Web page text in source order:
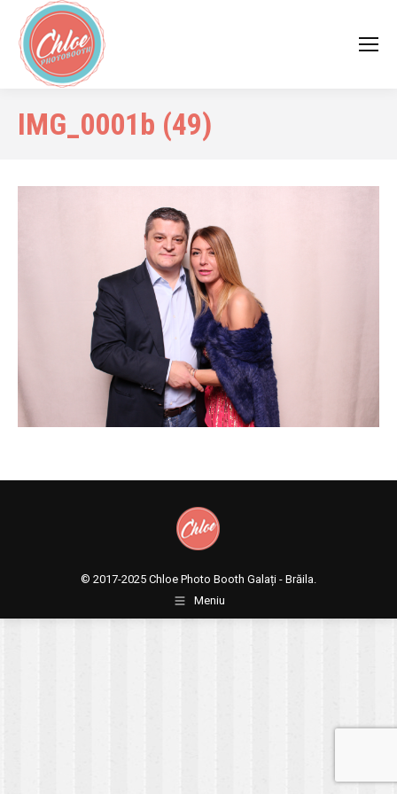
IMG_0001b (49)
© 2017-2025 Chloe Photo Booth Galați - Brăila.
Meniu